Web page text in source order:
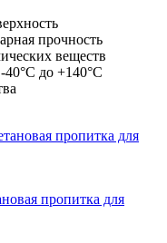
прочность
веществ
40°С до +140°С
пропитка для